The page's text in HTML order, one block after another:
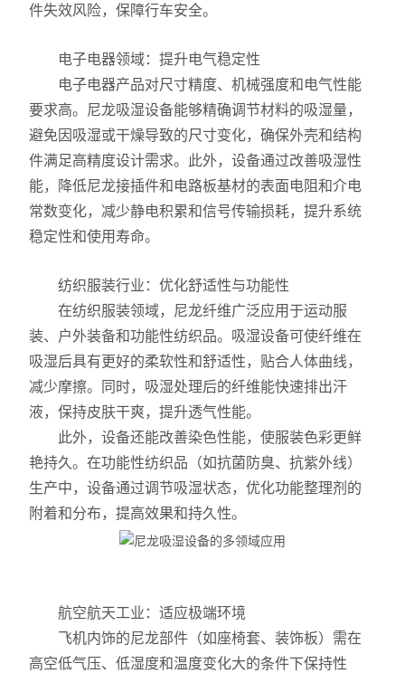
件失效风险，保障行车安全。
电子电器领域：提升电气稳定性
电子电器产品对尺寸精度、机械强度和电气性能
要求高。尼龙吸湿设备能够精确调节材料的吸湿量，
避免因吸湿或干燥导致的尺寸变化，确保外壳和结构
件满足高精度设计需求。此外，设备通过改善吸湿性
能，降低尼龙接插件和电路板基材的表面电阻和介电
常数变化，减少静电积累和信号传输损耗，提升系统
稳定性和使用寿命。
纺织服装行业：优化舒适性与功能性
在纺织服装领域，尼龙纤维广泛应用于运动服
装、户外装备和功能性纺织品。吸湿设备可使纤维在
吸湿后具有更好的柔软性和舒适性，贴合人体曲线，
减少摩擦。同时，吸湿处理后的纤维能快速排出汗
液，保持皮肤干爽，提升透气性能。
此外，设备还能改善染色性能，使服装色彩更鲜
艳持久。在功能性纺织品（如抗菌防臭、抗紫外线）
生产中，设备通过调节吸湿状态，优化功能整理剂的
附着和分布，提高效果和持久性。
航空航天工业：适应极端环境
飞机内饰的尼龙部件（如座椅套、装饰板）需在
高空低气压、低湿度和温度变化大的条件下保持性